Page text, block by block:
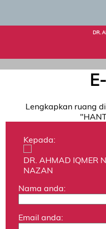
DR.
Lengkapkan ruang
Kepada:
DR. AHMAD IQMER
NAZAN
Nama anda:
Email anda: